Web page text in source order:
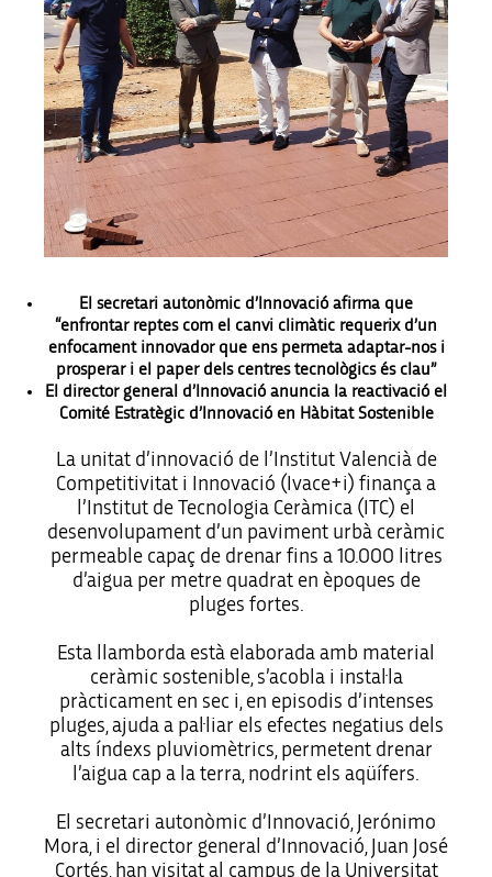
El secretari autonòmic d’Innovació afirma que
“enfrontar reptes com el canvi climàtic requerix d’un
enfocament innovador que ens permeta adaptar-nos i
prosperar i el paper dels centres tecnològics és clau”
El director general d’Innovació anuncia la reactivació el
Comité Estratègic d’Innovació en Hàbitat Sostenible
La unitat d’innovació de l’Institut Valencià de
Competitivitat i Innovació (Ivace+i) finança a
l’Institut de Tecnologia Ceràmica (ITC) el
desenvolupament d’un paviment urbà ceràmic
permeable capaç de drenar fins a 10.000 litres
d’aigua per metre quadrat en èpoques de
pluges fortes.
Esta llamborda està elaborada amb material
ceràmic sostenible, s’acobla i instal·la
pràcticament en sec i, en episodis d’intenses
pluges, ajuda a pal·liar els efectes negatius dels
alts índexs pluviomètrics, permetent drenar
l’aigua cap a la terra, nodrint els aqüífers.
El secretari autonòmic d’Innovació, Jerónimo
Mora, i el director general d’Innovació, Juan José
Cortés, han visitat al campus de la Universitat